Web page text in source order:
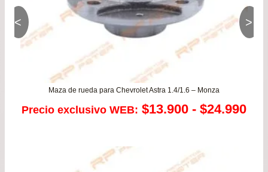
Maza de rueda para Chevrolet Astra 1.4/1.6 – Monza
Precio exclusivo WEB: $13.900 - $24.990
< >